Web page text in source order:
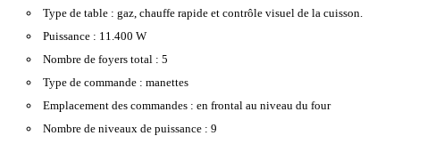
Type de table : gaz, chauffe rapide et contrôle visuel de la cuisson.
Puissance : 11.400 W
Nombre de foyers total : 5
Type de commande : manettes
Emplacement des commandes : en frontal au niveau du four
Nombre de niveaux de puissance : 9